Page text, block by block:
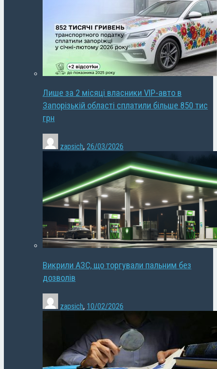
Лише за 2 місяці власники VIP-авто в
Запорізькій області сплатили більше 850 тис
грн
zapsich, 26/03/2026
Викрили АЗС, що торгували пальним без
дозволів
zapsich, 10/02/2026